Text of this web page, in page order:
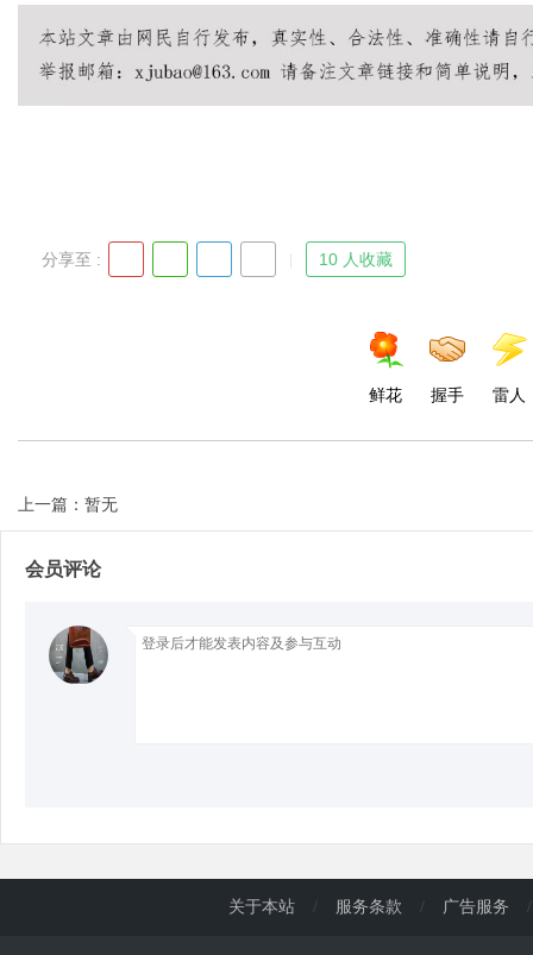
分享至 : 10 人收藏
鲜花 握手 雷人
上一篇：暂无
会员评论
关于本站 / 服务条款 / 广告服务 /